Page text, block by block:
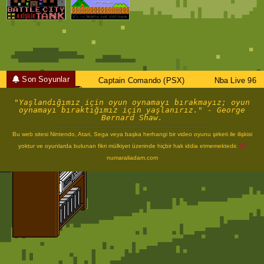
Champion E.
(Hack)
Hedgehog 2
Hack
(SegaMD)
Hack
Battle City:
Tank 4 Kişilik
Hack (NES)
Super Mario
(Zor+Hackli)
(NES)
Son Soyunlar
Auto 1 (PSX) Captain Comando (PSX) Nba Live 96
"Yaşlandığımız için oyun oynamayı bırakmayız; oyun
oynamayı bıraktığımız için yaşlanırız." - George
Bernard Shaw.
Bu web sitesi Nintendo, Atari, Sega veya başka herhangi bir video oyunu şirketi ile ilişkisi
yoktur ve oyunlarda bulunan fikri mülkiyet üzerinde hiçbir hak iddia etmemektedir.
numaraliadam.com